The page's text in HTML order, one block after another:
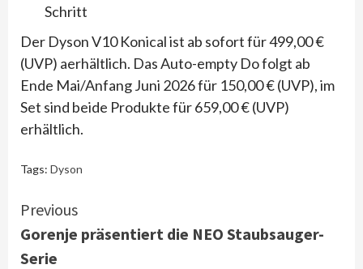
Schritt
Der Dyson V10 Konical ist ab sofort für 499,00 €
(UVP) aerhältlich. Das Auto-empty Do folgt ab
Ende Mai/Anfang Juni 2026 für 150,00 € (UVP), im
Set sind beide Produkte für 659,00 € (UVP)
erhältlich.
Tags: Dyson
Continue
Reading
Previous
Gorenje präsentiert die NEO Staubsauger-
Serie